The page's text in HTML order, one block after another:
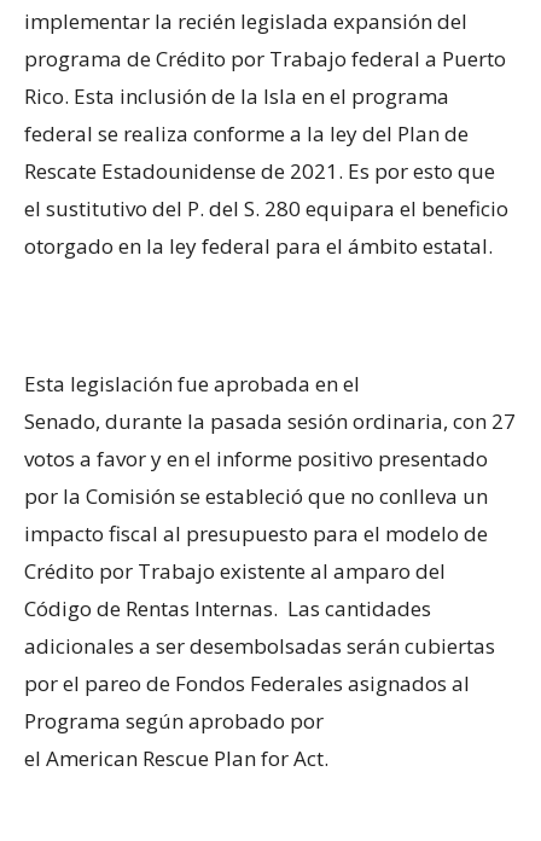
implementar la recién legislada expansión del
programa de Crédito por Trabajo federal a Puerto
Rico. Esta inclusión de la Isla en el programa
federal se realiza conforme a la ley del Plan de
Rescate Estadounidense de 2021. Es por esto que
el sustitutivo del P. del S. 280 equipara el beneficio
otorgado en la ley federal para el ámbito estatal.
Esta legislación fue aprobada en el
Senado, durante la pasada sesión ordinaria, con 27
votos a favor y en el informe positivo presentado
por la Comisión se estableció que no conlleva un
impacto fiscal al presupuesto para el modelo de
Crédito por Trabajo existente al amparo del
Código de Rentas Internas. Las cantidades
adicionales a ser desembolsadas serán cubiertas
por el pareo de Fondos Federales asignados al
Programa según aprobado por
el American Rescue Plan for Act.